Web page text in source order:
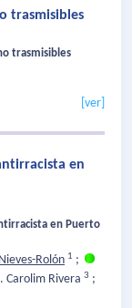
trasmisibles
trasmisibles
[ver]
en
en Puerto
Rolón 1 ;
Carolim Rivera 3 ;